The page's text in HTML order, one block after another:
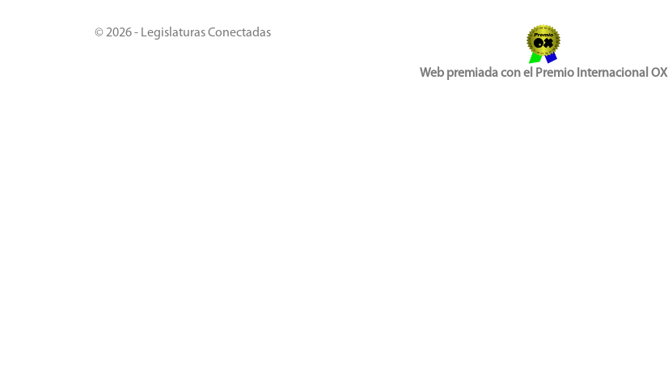
© 2026 - Legislaturas Conectadas
Web premiada con el Premio Internacional OX